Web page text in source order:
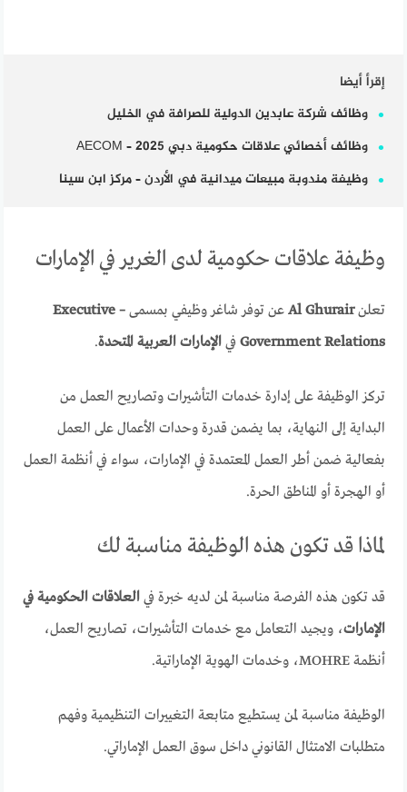
إقرأ أيضا
وظائف شركة عابدين الدولية للصرافة في الخليل
وظائف أخصائي علاقات حكومية دبي 2025 – AECOM
وظيفة مندوبة مبيعات ميدانية في الأردن – مركز ابن سينا
وظيفة علاقات حكومية لدى الغرير في الإمارات
تعلنAl Ghurair عن توفر شاغر وظيفي بمسمىExecutive –
Government Relations فيالإمارات العربية المتحدة.
تركز الوظيفة على إدارة خدمات التأشيرات وتصاريح العمل من
البداية إلى النهاية، بما يضمن قدرة وحدات الأعمال على العمل
بفعالية ضمن أطر العمل المعتمدة في الإمارات، سواء في أنظمة العمل
أو الهجرة أو المناطق الحرة.
لماذا قد تكون هذه الوظيفة مناسبة لك
قد تكون هذه الفرصة مناسبة لمن لديه خبرة فيالعلاقات الحكومية في
الإمارات، ويجيد التعامل مع خدمات التأشيرات، تصاريح العمل،
أنظمة MOHRE، وخدمات الهوية الإماراتية.
الوظيفة مناسبة لمن يستطيع متابعة التغييرات التنظيمية وفهم
متطلبات الامتثال القانوني داخل سوق العمل الإماراتي.